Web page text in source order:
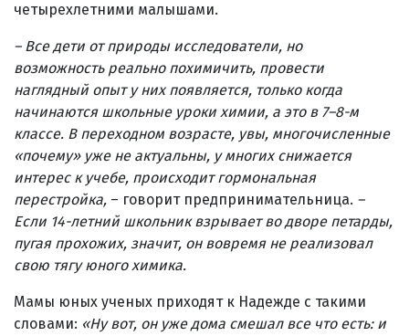
четырехлетними малышами.
– Все дети от природы исследователи, но
возможность реально похимичить, провести
наглядный опыт у них появляется, только когда
начинаются школьные уроки химии, а это в 7–8-м
классе. В переходном возрасте, увы, многочисленные
«почему» уже не актуальны, у многих снижается
интерес к учебе, происходит гормональная
перестройка, – говорит предпринимательница. –
Если 14-летний школьник взрывает во дворе петарды,
пугая прохожих, значит, он вовремя не реализовал
свою тягу юного химика.
Мамы юных ученых приходят к Надежде с такими
словами: «Ну вот, он уже дома смешал все что есть: и